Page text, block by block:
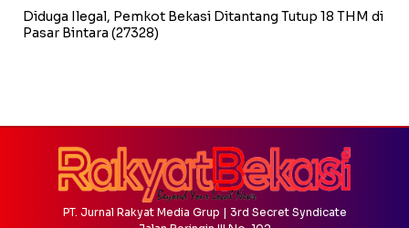
Diduga Ilegal, Pemkot Bekasi Ditantang Tutup 18 THM di
Pasar Bintara (27328)
PT. Jurnal Rakyat Media Grup | 3rd Secret Syndicate